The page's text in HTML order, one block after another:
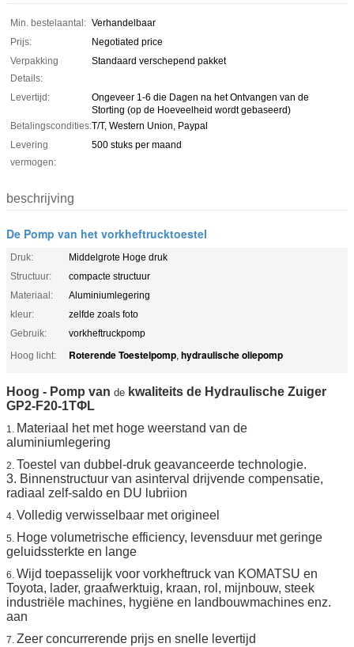
Min. bestelaantal: Verhandelbaar
Prijs:
Negotiated price
Verpakking
Details:
Standaard verschepend pakket
Levertijd:
Ongeveer 1-6 die Dagen na het Ontvangen van de
Storting (op de Hoeveelheid wordt gebaseerd)
Betalingscondities:T/T, Western Union, Paypal
Levering
vermogen:
500 stuks per maand
beschrijving
De Pomp van het vorkheftrucktoestel
Druk:
Middelgrote Hoge druk
Structuur:
compacte structuur
Materiaal:
Aluminiumlegering
kleur:
zelfde zoals foto
Gebruik:
vorkheftruckpomp
Hoog licht:
Roterende Toestelpomp, hydraulische oliepomp
Hoog - Pomp van de kwaliteits de Hydraulische Zuiger
GP2-F20-1TΦL
1. Materiaal het met hoge weerstand van de
aluminiumlegering
2. Toestel van dubbel-druk geavanceerde technologie.
3. Binnenstructuur van asinterval drijvende compensatie,
radiaal zelf-saldo en DU lubriion
4. Volledig verwisselbaar met origineel
5. Hoge volumetrische efficiency, levensduur met geringe
geluidssterkte en lange
6. Wijd toepasselijk voor vorkheftruck van KOMATSU en
Toyota, lader, graafwerktuig, kraan, rol, mijnbouw, steek
industriële machines, hygiëne en landbouwmachines enz.
aan
7. Zeer concurrerende prijs en snelle levertijd